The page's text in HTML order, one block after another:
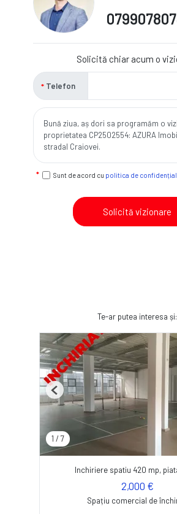
Solicită chiar acum o
Telefon
Sunt de acord cu politica de
Solicită vizionare
Te-ar putea interesa și:
1 / 7
Previous
Inchiriere spatiu 420 mp,
2,000 €
Spațiu comercial de